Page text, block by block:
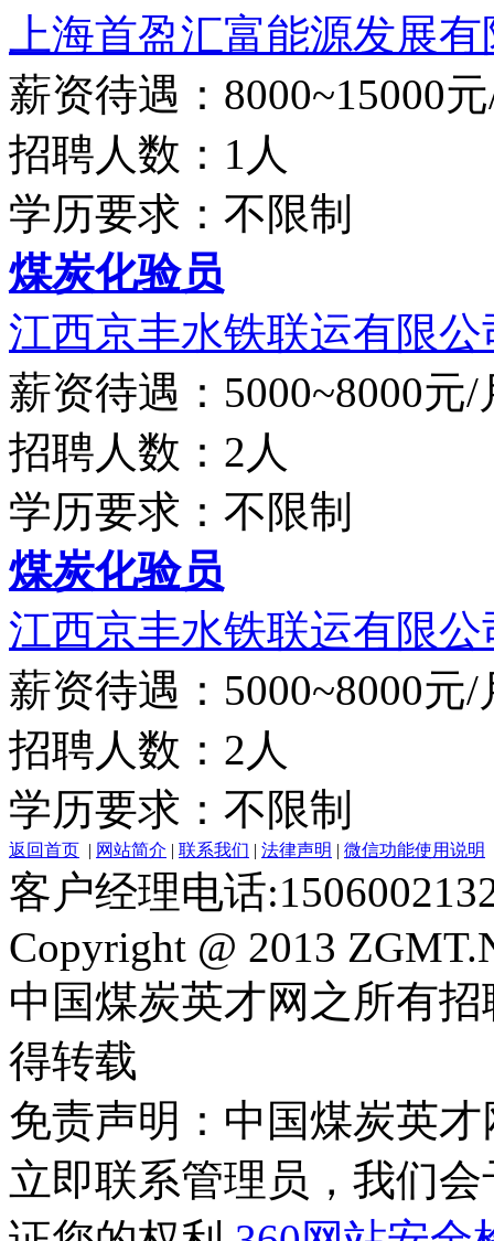
上海首盈汇富能源发展
薪资待遇：8000~15000
招聘人数：1人
学历要求：不限制
煤炭化验员
江西京丰水铁联运有限公
薪资待遇：5000~8000元/
招聘人数：2人
学历要求：不限制
煤炭化验员
江西京丰水铁联运有限公
薪资待遇：5000~8000元/
招聘人数：2人
学历要求：不限制
返回首页 | 网站简介 | 联系我们 | 法律声明 | 微信功能使用说明
客户经理电话
Copyright @ 2013
中国煤炭英才网之所有
得转载
免责声明：中国煤炭英
立即联系管理员，我们